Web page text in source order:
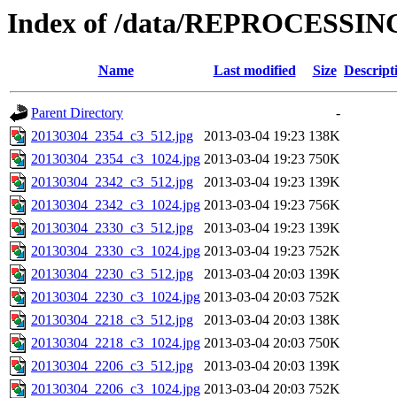
Index of /data/
Name Last modified Size
Parent Directory
-
20130304_2354_c3_512.jpg
2013-03-04 19:23 138K
20130304_2354_c3_1024.jpg 2013-03-04 19:23 750K
20130304_2342_c3_512.jpg
2013-03-04 19:23 139K
20130304_2342_c3_1024.jpg 2013-03-04 19:23 756K
20130304_2330_c3_512.jpg
2013-03-04 19:23 139K
20130304_2330_c3_1024.jpg 2013-03-04 19:23 752K
20130304_2230_c3_512.jpg
2013-03-04 20:03 139K
20130304_2230_c3_1024.jpg 2013-03-04 20:03 752K
20130304_2218_c3_512.jpg
2013-03-04 20:03 138K
20130304_2218_c3_1024.jpg 2013-03-04 20:03 750K
20130304_2206_c3_512.jpg
2013-03-04 20:03 139K
20130304_2206_c3_1024.jpg 2013-03-04 20:03 752K